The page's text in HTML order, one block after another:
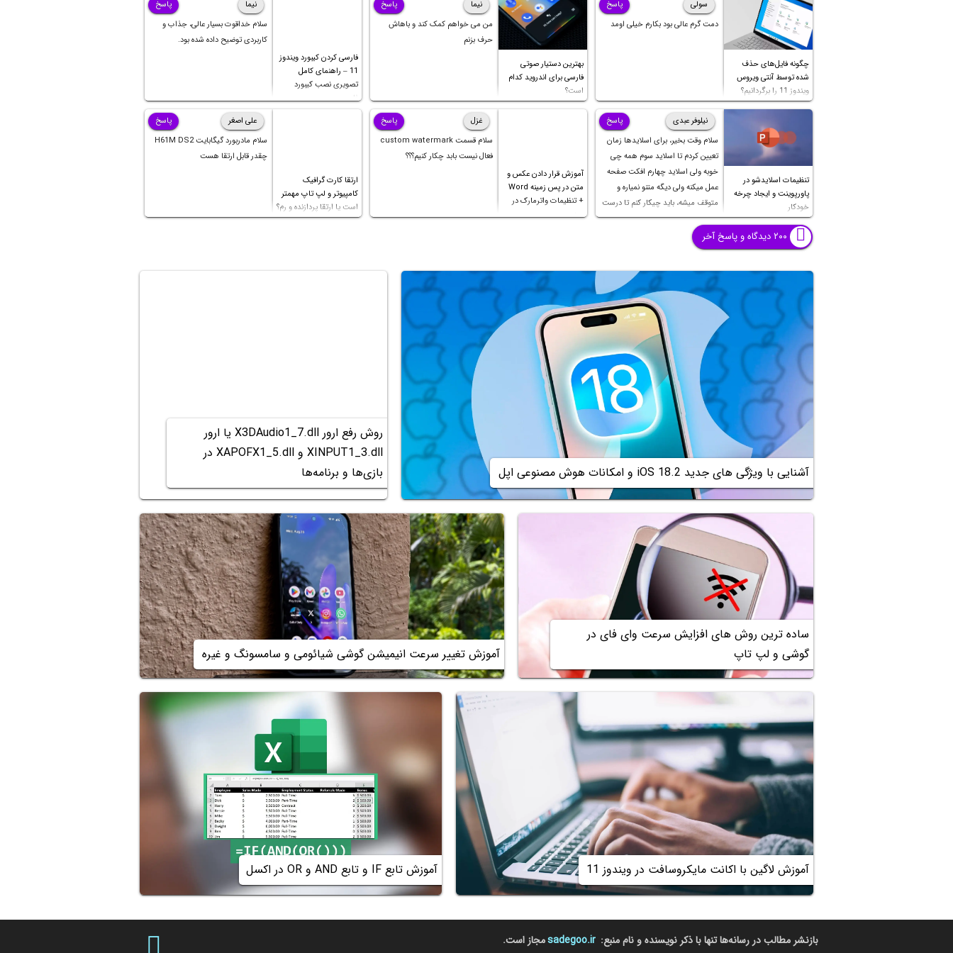
مقایسه کنیم تا پاسخ سوال روشن بشه. با ما
باشید.
چگونه فایل‌های حذف
شده توسط آنتی ویروس
ویندوز 11 را برگردانیم؟
سولی
دمت گرم عالی بود بکارم خیلی اومد
پاسخ
بهترین دستیار صوتی
فارسی برای اندروید کدام
است؟
نیما
من می خواهم کمک کند و باهاش
حرف بزنم
پاسخ
فارسی کردن کیبورد ویندوز
11 – راهنمای کامل
تصویری نصب کیبورد
فارسی
نیما
سلام خداقوت بسیار عالی، جذاب و
کاربردی توضیح داده شده بود.
پاسخ
تنظیمات اسلایدشو در
پاورپوینت و ایجاد چرخه
خودکار
نیلوفر عبدی
سلام وقت بخیر، برای اسلایدها زمان
تعیین کردم تا اسلاید سوم همه چی
خوبه ولی اسلاید چهارم افکت صفحه
عمل میکنه ولی دیگه متنو نمیاره و
متوقف میشه، باید چیکار کنم تا درست
بشه؟ تایم صفحات قبل تا شش ثانیه
هست و اسلاید چهارم نزدیک چهار
دقیقه هست
پاسخ
آموزش قرار دادن عکس و
متن در پس زمینه Word
+ تنظیمات واترمارک در
ورد
غزل
سلام قسمت custom watermark
فعال نیست بابد چکار کنیم؟؟؟
پاسخ
ارتقا کارت گرافیک
کامپیوتر و لپ تاپ مهمتر
است یا ارتقا پردازنده و رم؟
علی اصغر
سلام مادربورد گیگابایت H61M DS2
چقدر قابل ارتقا هست
پاسخ
۲۰۰ دیدگاه و پاسخ آخر
آشنایی با ویژگی های جدید iOS 18.2 و امکانات هوش مصنوعی اپل
روش رفع ارور X3DAudio1_7.dll یا ارور
XINPUT1_3.dll و XAPOFX1_5.dll در
بازی‌ها و برنامه‌ها
ساده ترین روش های افزایش سرعت وای فای در
گوشی و لپ تاپ
آموزش تغییر سرعت انیمیشن گوشی شیائومی و سامسونگ و غیره
آموزش لاگین با اکانت مایکروسافت در ویندوز 11 آموزش تابع IF و تابع AND و OR در اکسل
بازنشر مطالب در رسانه‌ها تنها با ذکر نویسنده و نام منبع: sadegoo.irمجاز است.